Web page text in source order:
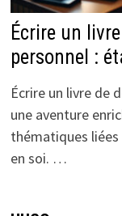
Écrire un
personnel :
Écrire un livre de
une aventure
thématiques
en soi. …